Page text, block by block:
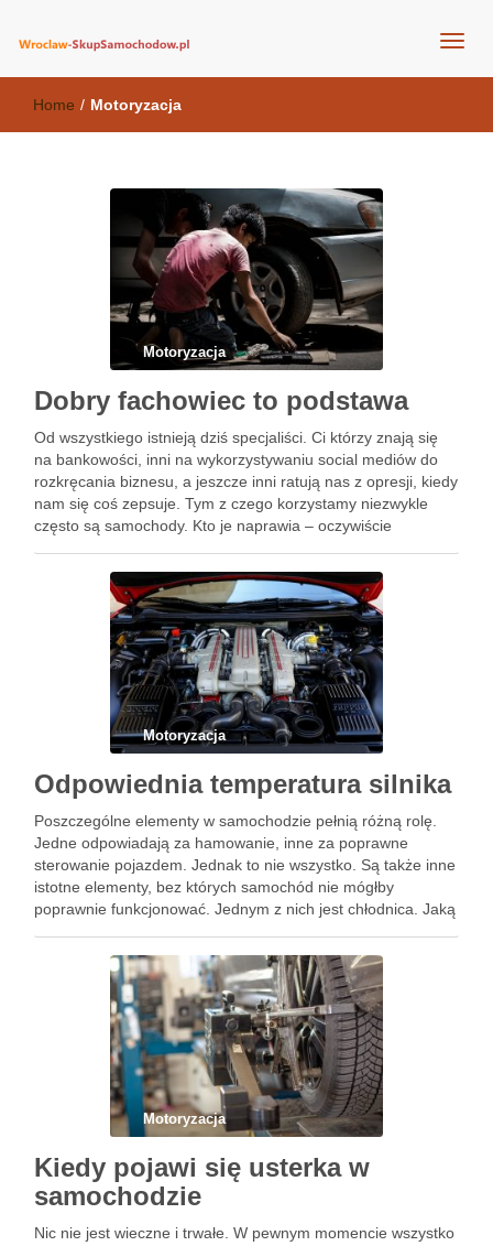
wroclaw-skupsamochodow.pl
Home / Motoryzacja
Motoryzacja
Dobry fachowiec to podstawa
Od wszystkiego istnieją dziś specjaliści. Ci którzy znają się
na bankowości, inni na wykorzystywaniu social mediów do
rozkręcania biznesu, a jeszcze inni ratują nas z opresji, kiedy
nam się coś zepsuje. Tym z czego korzystamy niezwykle
często są samochody. Kto je naprawia – oczywiście
Motoryzacja
Odpowiednia temperatura silnika
Poszczególne elementy w samochodzie pełnią różną rolę.
Jedne odpowiadają za hamowanie, inne za poprawne
sterowanie pojazdem. Jednak to nie wszystko. Są także inne
istotne elementy, bez których samochód nie mógłby
poprawnie funkcjonować. Jednym z nich jest chłodnica. Jaką
oczywiście zgodnie z swoją nazwą chłodzą …
Motoryzacja
Kiedy pojawi się usterka w
samochodzie
Nic nie jest wieczne i trwałe. W pewnym momencie wszystko